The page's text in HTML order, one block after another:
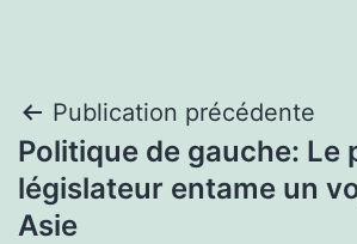
Navigation
de
l’article
Publication précédente
Politique de gauche: Le
législateur entame un
Asie